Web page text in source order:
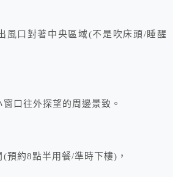
風口對著中央區域(不是吹床頭/睡醒
口往外探望的周邊景致。
預約8點半用餐/準時下樓)，